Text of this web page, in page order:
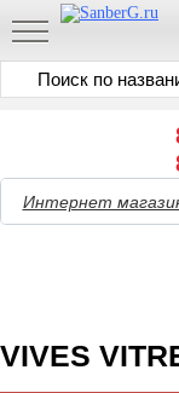
Интернет
VIVES